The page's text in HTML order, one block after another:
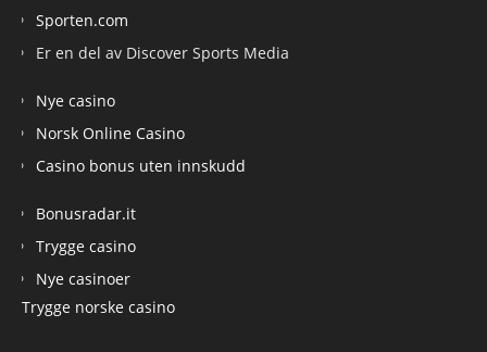
Sporten.com
Er en del av Discover Sports Media
Nye casino
Norsk Online Casino
Casino bonus uten innskudd
Bonusradar.it
Trygge casino
Nye casinoer
Trygge norske casino